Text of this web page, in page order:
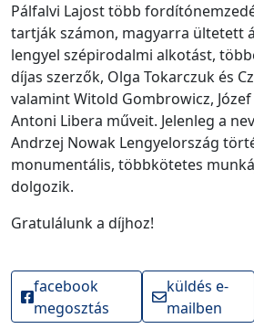
Pálfalvi Lajost több
tartják számon, magyarra ültetett
lengyel szépirodalmi alkotást,
díjas szerzők, Olga Tokarczuk és
valamint Witold Gombrowicz,
Antoni Libera műveit. Jelenleg a
Andrzej Nowak Lengyelország
monumentális, többkötetes
dolgozik.
Gratulálunk a díjhoz!
facebook
megosztás
küldés e-
mailben